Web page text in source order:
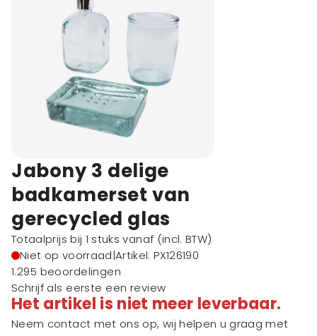
Jabony 3 delige
badkamerset van
gerecycled glas
Totaalprijs bij 1 stuks vanaf (incl. BTW)
Niet op voorraad|Artikel: PX126190
1.295 beoordelingen
Schrijf als eerste een review
Het artikel is niet meer leverbaar.
Neem contact met ons op, wij helpen u graag met